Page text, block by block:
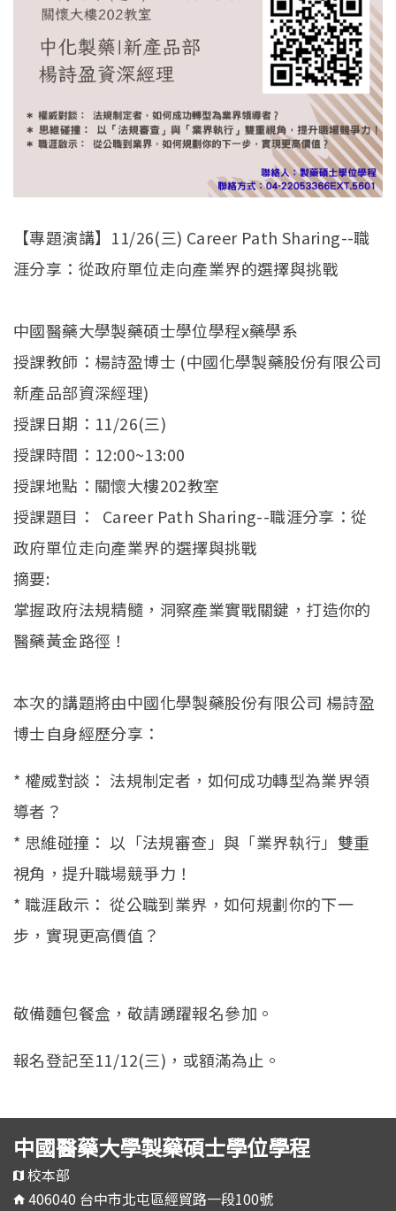
【專題演講】11/26(三) Career Path Sharing--職
涯分享：從政府單位走向產業界的選擇與挑戰
中國醫藥大學製藥碩士學位學程x藥學系
授課教師：楊詩盈博士 (中國化學製藥股份有限公司
新產品部資深經理)
授課日期：11/26(三)
授課時間：12:00~13:00
授課地點：關懷大樓202教室
授課題目： Career Path Sharing--職涯分享：從
政府單位走向產業界的選擇與挑戰
摘要:
掌握政府法規精髓，洞察產業實戰關鍵，打造你的
醫藥黃金路徑！
本次的講題將由中國化學製藥股份有限公司 楊詩盈
博士自身經歷分享：
* 權威對談： 法規制定者，如何成功轉型為業界領
導者？
* 思維碰撞： 以「法規審查」與「業界執行」雙重
視角，提升職場競爭力！
* 職涯啟示： 從公職到業界，如何規劃你的下一
步，實現更高價值？
敬備麵包餐盒，敬請踴躍報名參加。
報名登記至11/12(三)，或額滿為止。
中國醫藥大學製藥碩士學位學程
校本部
406040 台中市北屯區經貿路一段100號